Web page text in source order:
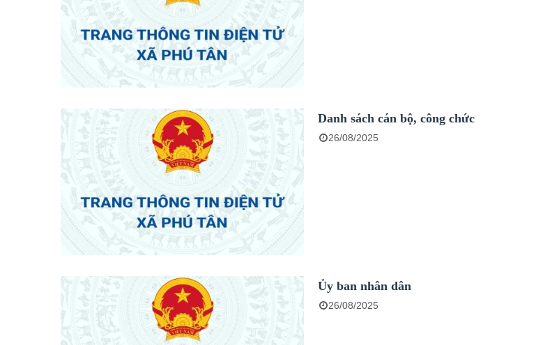
Danh sách cán bộ, công chức
26/08/2025
Ủy ban nhân dân
26/08/2025